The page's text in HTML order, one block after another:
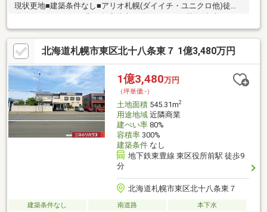
現状更地■建築条件なし■アリオ札幌(ダイイチ・ユニクロ他)徒歩6
他)徒歩11分、マックスバリュ光星店徒歩12分
北海道札幌市東区北十八条東７ 1億3,480万円
1億3,480万円
（坪単価:-）
土地面積545.31m2
用途地域近隣商業
建ぺい率80%
容積率300%
建築条件なし
地下鉄東豊線 東区役所前駅 徒歩9
分
北海道札幌市東区北十八条東７
建築条件なし 南道路 本下水